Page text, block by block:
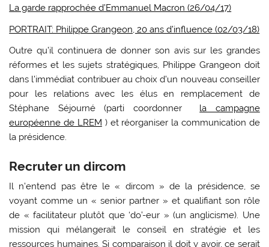
La garde rapprochée d’Emmanuel Macron (26/04/17)
PORTRAIT: Philippe Grangeon, 20 ans d’influence (02/03/18)
Outre qu’il continuera de donner son avis sur les grandes
réformes et les sujets stratégiques, Philippe Grangeon doit
dans l’immédiat contribuer au choix d’un nouveau conseiller
pour les relations avec les élus en remplacement de
Stéphane Séjourné (parti coordonner la campagne
européenne de LREM ) et réorganiser la communication de
la présidence.
Recruter un dircom
Il n’entend pas être le « dircom » de la présidence, se
voyant comme un « senior partner » et qualifiant son rôle
de « facilitateur plutôt que ‘do’-eur » (un anglicisme). Une
mission qui mélangerait le conseil en stratégie et les
ressources humaines. Si comparaison il doit y avoir, ce serait